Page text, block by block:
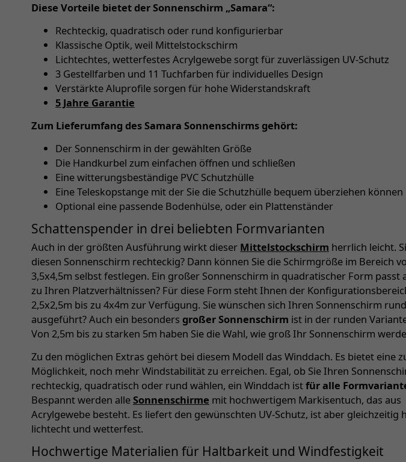
Diese Vorteile bietet der Sonnenschirm „Samara“:
Rechteckig, quadratisch oder rund konfigurierbar
Klassische Optik, weil Mittelstockschirm
Lichtechtes, wetterfestes Acrylgewebe sorgt für zuverlässigen UV-Schutz
3 Gestellfarben und 11 Tuchfarben für individuelles Design
Verstärkte Aluprofile sorgen für hohe Widerstandskraft
5 Jahre Garantie
Zum Lieferumfang des Samara Sonnenschirms gehört:
Der Sonnenschirm in der gewählten Größe
Die Handkurbel zum einfachen öffnen und schließen
Eine witterungsbeständige PVC Schutzhülle
Eine Teleskopstange mit der Sie die Schutzhülle bequem überziehen können
Optional eine passende Bodenhülse, oder ein Plattenständer
Schattenspender in drei beliebten Formvarianten
Auch in der größten Ausführung wirkt dieser Mittelstockschirm herrlich leicht.
diesen Sonnenschirm rechteckig? Dann können Sie die Schirmgröße im Bereich
3,5x4,5m selbst festlegen. Ein großer Sonnenschirm in quadratischer Form passt
zu Ihren Platzverhältnissen? Für diese Form steht Ihnen der
2,5x2,5m bis zu 4x4m zur Verfügung. Sie wünschen sich Ihren Sonnenschirm rund
ausgeführt? Auch ein besonders großer Sonnenschirm ist in der runden
Von 2,5m bis zu starken 5m haben Sie die Wahl, wie groß Ihr Sonnenschirm
Zu den möglichen Extras gehört bei diesem Modell das Winddach. Es bietet eine
Möglichkeit, noch mehr Windstabilität zu erreichen. Egal, ob Sie Ihren
rechteckig, quadratisch oder rund wählen, ein Winddach istfür alle
Bespannt werden alleSonnenschirme mit hochwertigem Markisentuch, das aus
Acrylgewebe besteht. Es liefert den gewünschten UV-Schutz, ist aber gleichzeitig
lichtecht und wetterfest.
Hochwertige Materialien für Haltbarkeit und Windfestigkeit